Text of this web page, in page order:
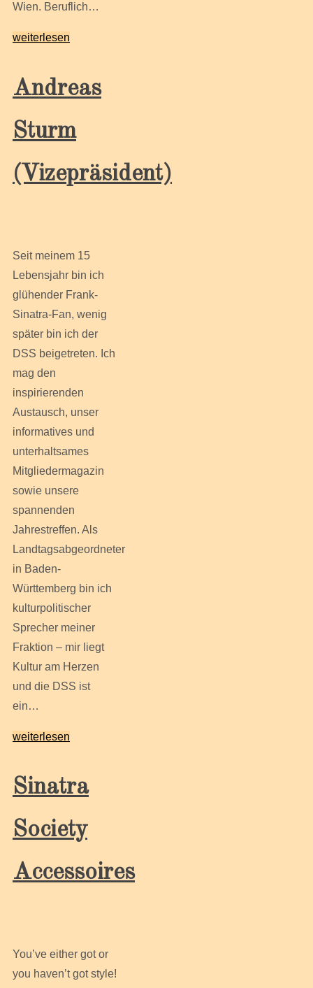
Wien. Beruflich…
weiterlesen
Andreas
Sturm
(Vizepräsident)
Seit meinem 15
Lebensjahr bin ich
glühender Frank-
Sinatra-Fan, wenig
später bin ich der
DSS beigetreten. Ich
mag den
inspirierenden
Austausch, unser
informatives und
unterhaltsames
Mitgliedermagazin
sowie unsere
spannenden
Jahrestreffen. Als
Landtagsabgeordneter
in Baden-
Württemberg bin ich
kulturpolitischer
Sprecher meiner
Fraktion – mir liegt
Kultur am Herzen
und die DSS ist
ein…
weiterlesen
Sinatra
Society
Accessoires
You’ve either got or
you haven’t got style!